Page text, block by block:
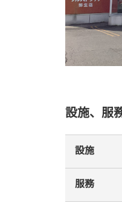
設施、服
設施
服務